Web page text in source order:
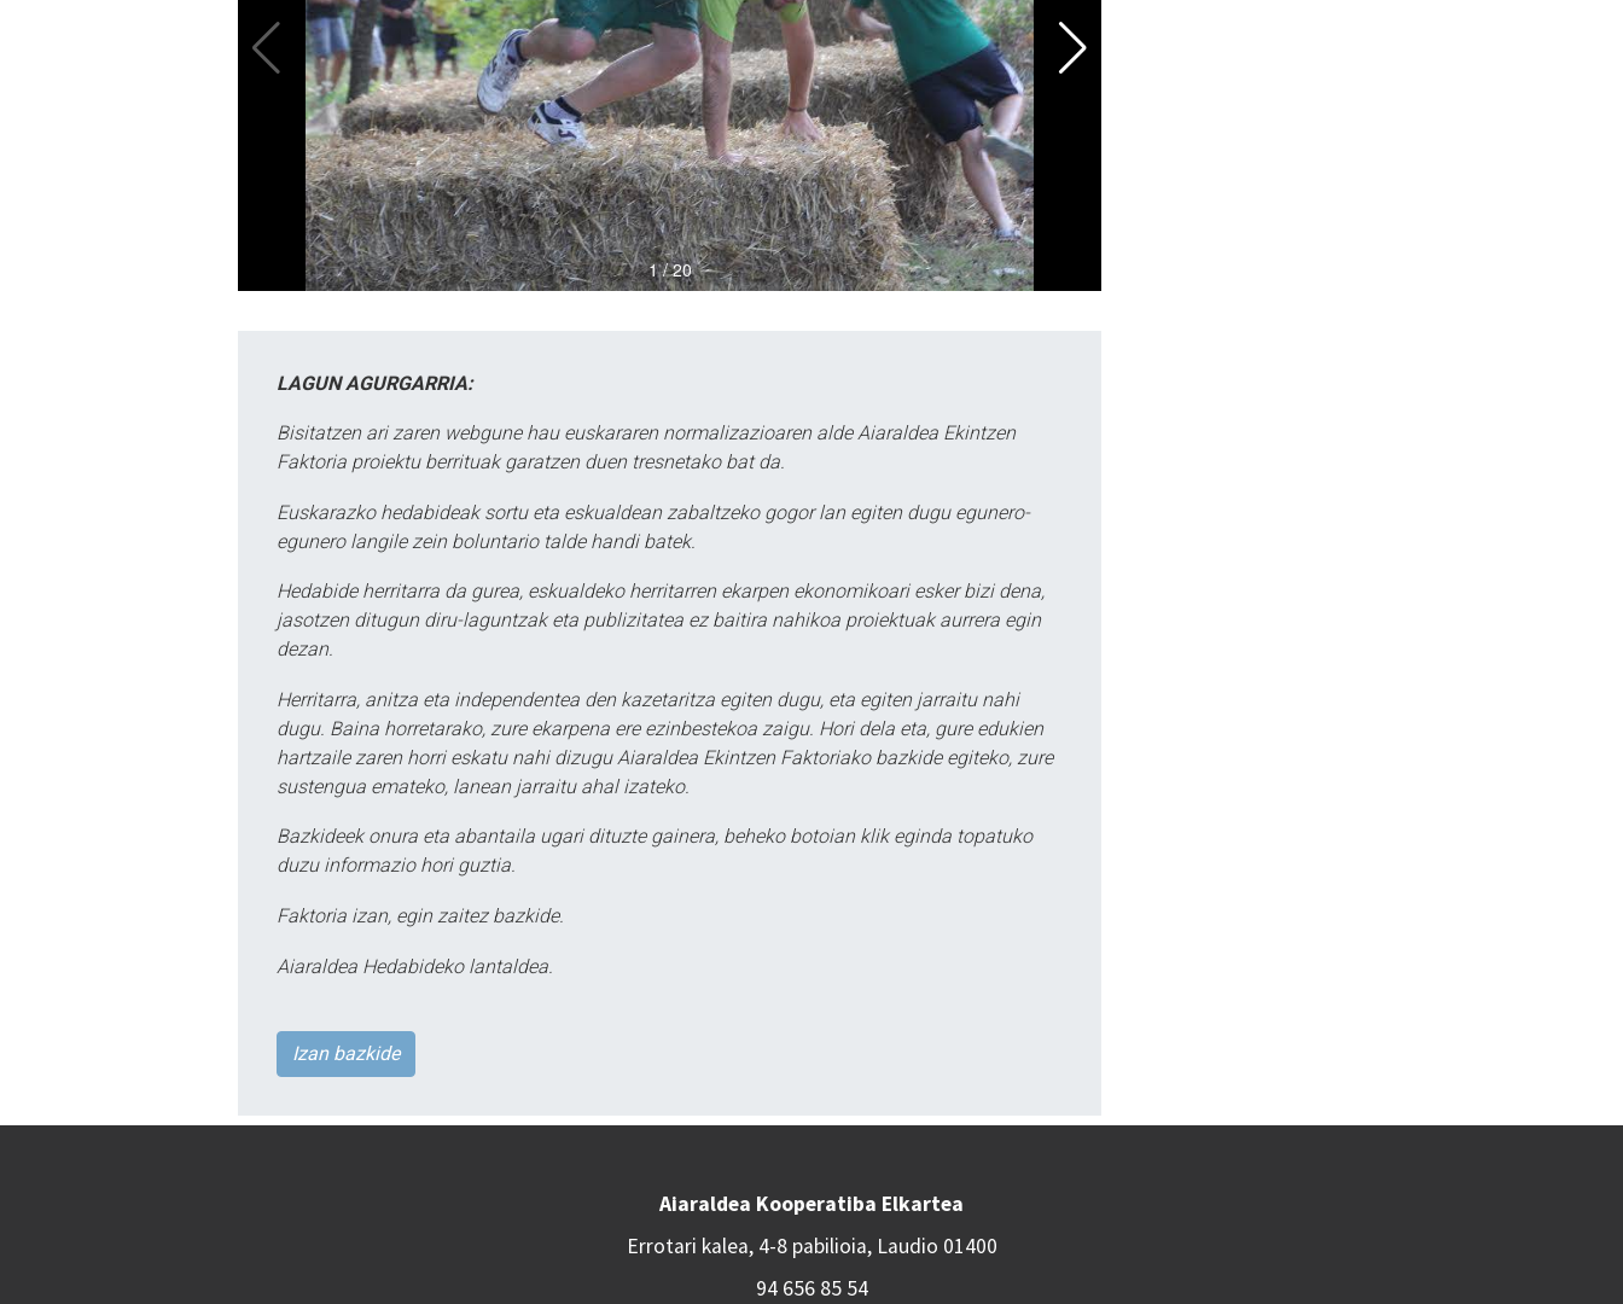
LAGUN AGURGARRIA:
Bisitatzen ari zaren webgune hau euskararen normalizazioaren alde Aiaraldea Ekintzen
Faktoria proiektu berrituak garatzen duen tresnetako bat da.
Euskarazko hedabideak sortu eta eskualdean zabaltzeko gogor lan egiten dugu egunero-
egunero langile zein boluntario talde handi batek.
Hedabide herritarra da gurea, eskualdeko herritarren ekarpen ekonomikoari esker bizi dena,
jasotzen ditugun diru-laguntzak eta publizitatea ez baitira nahikoa proiektuak aurrera egin
dezan.
Herritarra, anitza eta independentea den kazetaritza egiten dugu, eta egiten jarraitu nahi
dugu. Baina horretarako, zure ekarpena ere ezinbestekoa zaigu. Hori dela eta, gure edukien
hartzaile zaren horri eskatu nahi dizugu Aiaraldea Ekintzen Faktoriako bazkide egiteko, zure
sustengua emateko, lanean jarraitu ahal izateko.
Bazkideek onura eta abantaila ugari dituzte gainera, beheko botoian klik eginda topatuko
duzu informazio hori guztia.
Faktoria izan, egin zaitez bazkide.
Aiaraldea Hedabideko lantaldea.
Izan bazkide
Aiaraldea Kooperatiba Elkartea
Errotari kalea, 4-8 pabilioia, Laudio 01400
94 656 85 54